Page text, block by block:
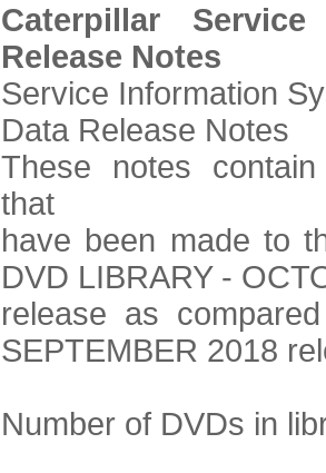
Caterpillar
Release Notes
Service Information
Data Release Notes
These notes
that
have been made to
DVD LIBRARY -
release as
SEPTEMBER 2018
Number of DVDs in